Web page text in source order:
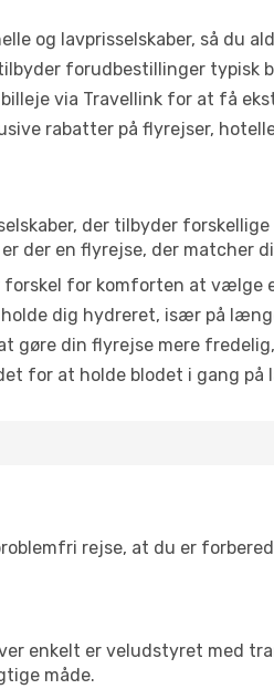
og lavprisselskaber, så du
forudbestillinger typisk
via Travellink for at få
rabatter på flyrejser,
der tilbyder
der en flyrejse, der matcher
for komforten at vælge
dig hydreret, især på
gøre din flyrejse mere
for at holde blodet i gang på
rejse, at du er
enkelt er veludstyret med
måde.